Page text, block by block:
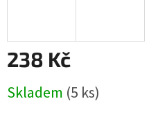
238 Kč
cena:
Skladem (5 ks)